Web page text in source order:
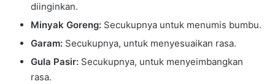
diinginkan.
Minyak Goreng: Secukupnya untuk menumis bumbu.
Garam: Secukupnya, untuk menyesuaikan rasa.
Gula Pasir: Secukupnya, untuk menyeimbangkan
rasa.